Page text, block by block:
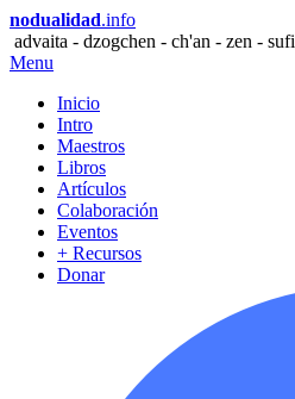
nodualidad.info
advaita - dzogchen - ch'an - zen -
Menu
Inicio
Intro
Maestros
Libros
Artículos
Colaboración
Eventos
+ Recursos
Donar